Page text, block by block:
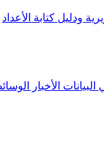
ودليل كتابة الأعداد
البيانات الأخبار